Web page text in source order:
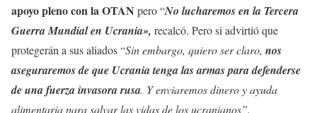
apoyo pleno con la OTAN pero “No lucharemos en la Tercera
Guerra Mundial en Ucrania», recalcó. Pero si advirtió que
protegerán a sus aliados “Sin embargo, quiero ser claro, nos
aseguraremos de que Ucrania tenga las armas para defenderse
de una fuerza invasora rusa. Y enviaremos dinero y ayuda
alimentaria para salvar las vidas de los ucranianos”.